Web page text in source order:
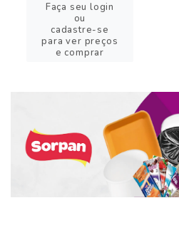
Faça seu login
ou
cadastre-se
para ver preços
e comprar